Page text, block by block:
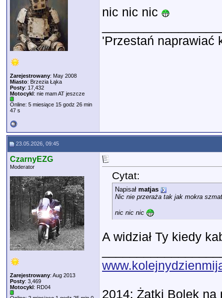
Zarejestrowany: May 2008
Miasto: Brzezia Łąka
Posty: 17,432
Motocykl: nie mam AT jeszcze
Online: 5 miesiące 15 godz 26 min
47 s
nic nic nic
'Przestań naprawiać
23.05.2026, 09:45
CzarnyEZG
Moderator
Zarejestrowany: Aug 2013
Posty: 3,469
Motocykl: RD04
Cytat:
Napisał matjas
Nic nie przeraża tak jak mokra
nic nic nic
A widział Ty kiedy
2014: Żatki Bolek